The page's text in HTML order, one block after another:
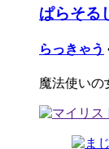
ぱらそる
らっきゃう
魔法使いの